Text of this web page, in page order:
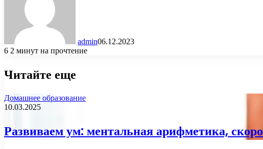
admin06.12.2023
6 2 минут на прочтение
Читайте еще
Домашнее образование
10.03.2025
Развиваем ум: ментальная арифметика,